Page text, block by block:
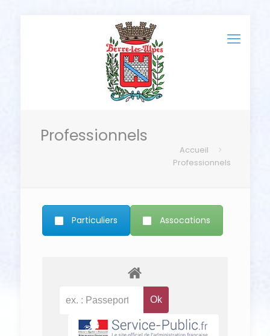
Professionnels
Accueil
Professionnels
Particuliers Assocations